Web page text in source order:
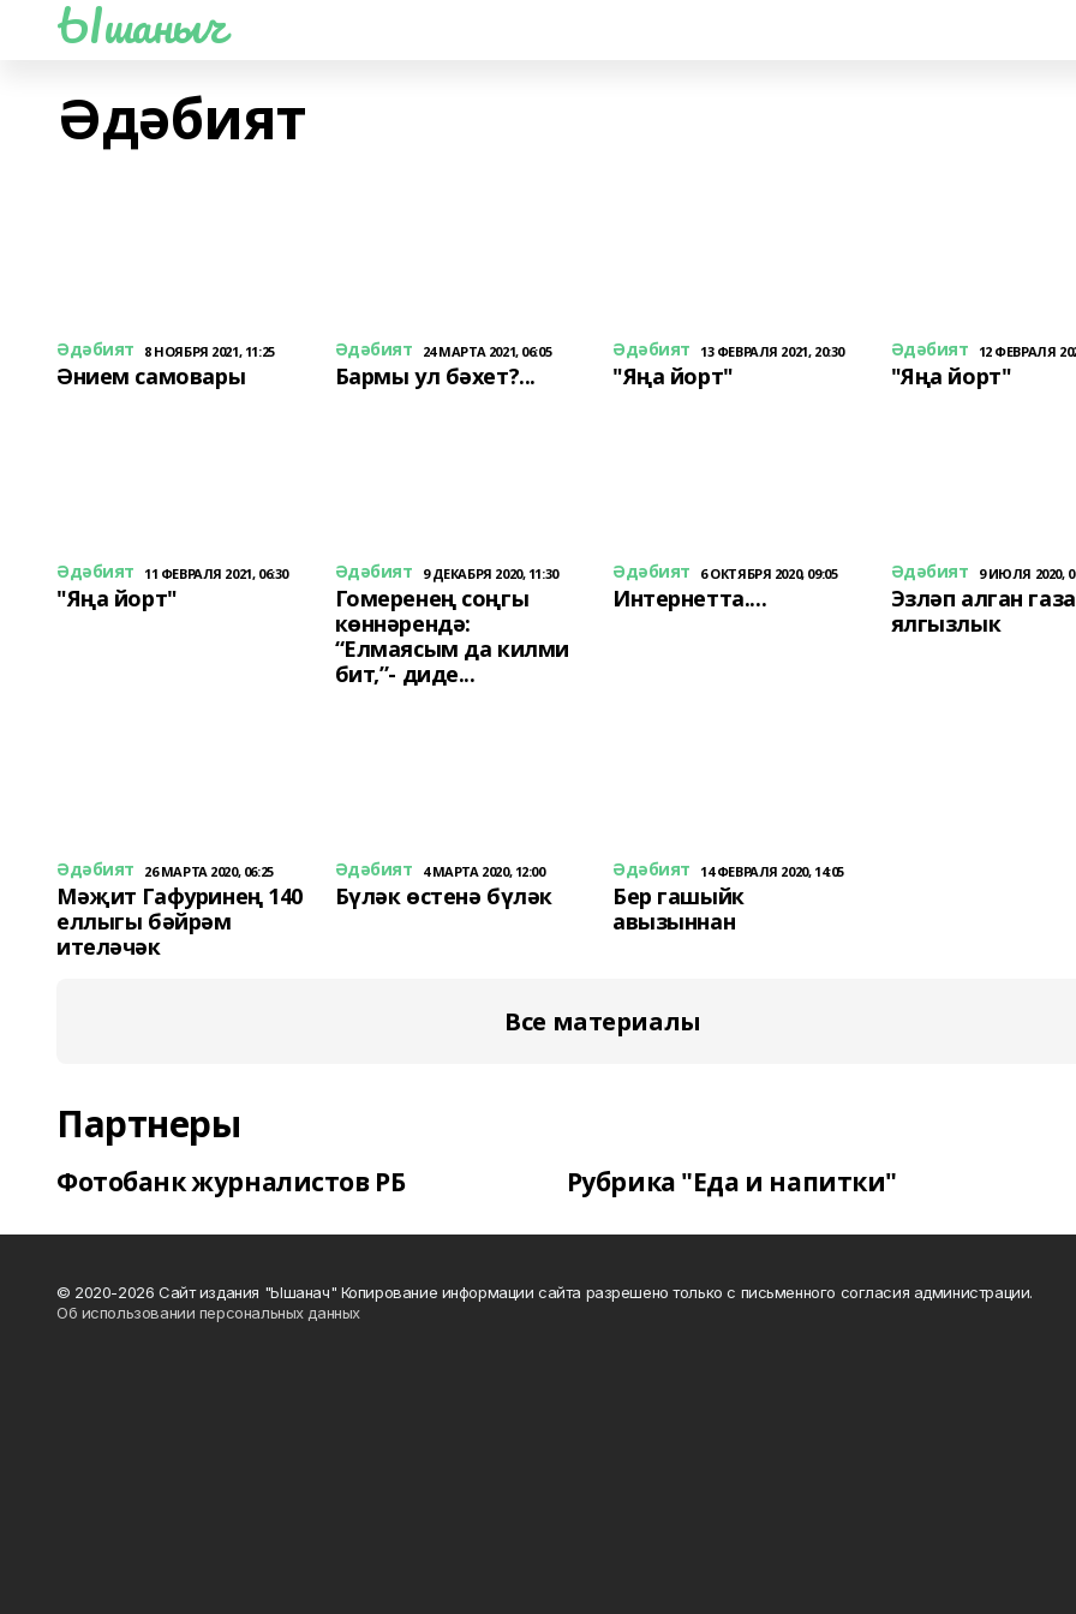
Ышаныч
Әдәбият
Әдәбият 8 НОЯБРЯ 2021, 11:25
Әнием самовары
Әдәбият 24 МАРТА 2021, 06:05
Бармы ул бәхет?...
Әдәбият 13 ФЕВРАЛЯ 2021, 20:30
"Яңа йорт"
Әдәбият 12 ФЕВРАЛЯ
"Яңа йорт"
Әдәбият 11 ФЕВРАЛЯ 2021, 06:30
"Яңа йорт"
Әдәбият 9 ДЕКАБРЯ 2020, 11:30
Гомеренең соңгы
көннәрендә:
“Елмаясым да килми
бит,”- диде...
Әдәбият 6 ОКТЯБРЯ 2020, 09:05
Интернетта....
Әдәбият 9 ИЮЛЯ 2020,
Эзләп алган
ялгызлык
Әдәбият 26 МАРТА 2020, 06:25
Мәҗит Гафуринең 140
еллыгы бәйрәм
ителәчәк
Әдәбият 4 МАРТА 2020, 12:00
Бүләк өстенә бүләк
Әдәбият 14 ФЕВРАЛЯ 2020, 14:05
Бер гашыйк
авызыннан
Все материалы
Партнеры
Фотобанк журналистов РБ Рубрика "Еда и напитки"
© 2020-2026 Сайт издания "Ышанач" Копирование информации сайта разрешено только с письменного согласия администрации.
Об использовании персональных данных